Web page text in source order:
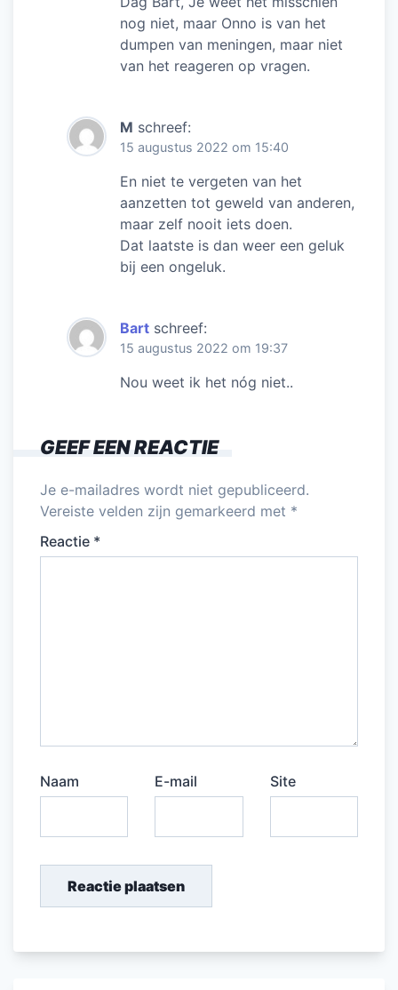
nog niet, maar Onno is van het
dumpen van meningen, maar niet
van het reageren op vragen.
M schreef:
15 augustus 2022 om 15:40
En niet te vergeten van het
aanzetten tot geweld van anderen,
maar zelf nooit iets doen.
Dat laatste is dan weer een geluk
bij een ongeluk.
Bart schreef:
15 augustus 2022 om 19:37
Nou weet ik het nóg niet..
GEEF EEN REACTIE
Je e-mailadres wordt niet gepubliceerd.
Vereiste velden zijn gemarkeerd met *
Reactie *
Naam E-mail Site